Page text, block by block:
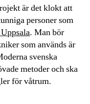
är det klokt att
personer som
. Man bör
som används är
svenska
metoder och ska
för våtrum.